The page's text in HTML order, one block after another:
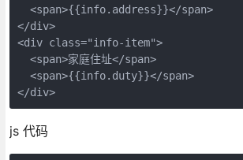
  <span>{{info.address}}</span>
</div>
<div class="info-item">
  <span>家庭住址</span>
  <span>{{info.duty}}</span>
</div>
js 代码